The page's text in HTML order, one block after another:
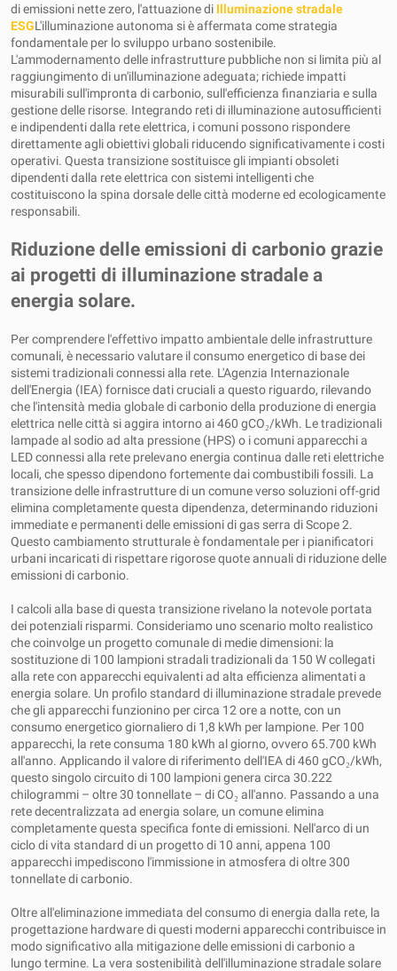
di emissioni nette zero, l'attuazione di Illuminazione stradale
ESGL'illuminazione autonoma si è affermata come strategia
fondamentale per lo sviluppo urbano sostenibile.
L'ammodernamento delle infrastrutture pubbliche non si limita più al
raggiungimento di un'illuminazione adeguata; richiede impatti
misurabili sull'impronta di carbonio, sull'efficienza finanziaria e sulla
gestione delle risorse. Integrando reti di illuminazione autosufficienti
e indipendenti dalla rete elettrica, i comuni possono rispondere
direttamente agli obiettivi globali riducendo significativamente i costi
operativi. Questa transizione sostituisce gli impianti obsoleti
dipendenti dalla rete elettrica con sistemi intelligenti che
costituiscono la spina dorsale delle città moderne ed ecologicamente
responsabili.
Riduzione delle emissioni di carbonio grazie
ai progetti di illuminazione stradale a
energia solare.
Per comprendere l'effettivo impatto ambientale delle infrastrutture
comunali, è necessario valutare il consumo energetico di base dei
sistemi tradizionali connessi alla rete. L'Agenzia Internazionale
dell'Energia (IEA) fornisce dati cruciali a questo riguardo, rilevando
che l'intensità media globale di carbonio della produzione di energia
elettrica nelle città si aggira intorno ai 460 gCO₂/kWh. Le tradizionali
lampade al sodio ad alta pressione (HPS) o i comuni apparecchi a
LED connessi alla rete prelevano energia continua dalle reti elettriche
locali, che spesso dipendono fortemente dai combustibili fossili. La
transizione delle infrastrutture di un comune verso soluzioni off-grid
elimina completamente questa dipendenza, determinando riduzioni
immediate e permanenti delle emissioni di gas serra di Scope 2.
Questo cambiamento strutturale è fondamentale per i pianificatori
urbani incaricati di rispettare rigorose quote annuali di riduzione delle
emissioni di carbonio.
I calcoli alla base di questa transizione rivelano la notevole portata
dei potenziali risparmi. Consideriamo uno scenario molto realistico
che coinvolge un progetto comunale di medie dimensioni: la
sostituzione di 100 lampioni stradali tradizionali da 150 W collegati
alla rete con apparecchi equivalenti ad alta efficienza alimentati a
energia solare. Un profilo standard di illuminazione stradale prevede
che gli apparecchi funzionino per circa 12 ore a notte, con un
consumo energetico giornaliero di 1,8 kWh per lampione. Per 100
apparecchi, la rete consuma 180 kWh al giorno, ovvero 65.700 kWh
all'anno. Applicando il valore di riferimento dell'IEA di 460 gCO₂/kWh,
questo singolo circuito di 100 lampioni genera circa 30.222
chilogrammi – oltre 30 tonnellate – di CO₂ all'anno. Passando a una
rete decentralizzata ad energia solare, un comune elimina
completamente questa specifica fonte di emissioni. Nell'arco di un
ciclo di vita standard di un progetto di 10 anni, appena 100
apparecchi impediscono l'immissione in atmosfera di oltre 300
tonnellate di carbonio.
Oltre all'eliminazione immediata del consumo di energia dalla rete, la
progettazione hardware di questi moderni apparecchi contribuisce in
modo significativo alla mitigazione delle emissioni di carbonio a
lungo termine. La vera sostenibilità dell'illuminazione stradale solare